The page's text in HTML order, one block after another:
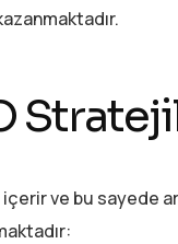
ve bu sayede